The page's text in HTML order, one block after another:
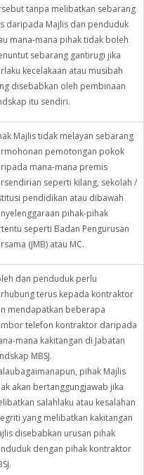
tanpa melibatkan sebarang
daripada Majlis dan penduduk
mana-mana pihak tidak boleh
sebarang gantirugi jika
kecelakaan atau musibah
disebabkan oleh pembinaan
itu sendiri.
Majlis tidak melayan sebarang
pemotongan pokok
mana-mana premis
seperti kilang, sekolah /
pendidikan atau dibawah
pihak-pihak
seperti Badan Pengurusan
(JMB) atau MC.
dan penduduk perlu
terus kepada kontraktor
mendapatkan beberapa
telefon kontraktor daripada
mana kakitangan di Jabatan
MBSJ.
pihak Majlis
akan bertanggungjawab jika
salahlaku atau kesalahan
yang melibatkan kakitangan
disebabkan urusan pihak
dengan pihak kontraktor